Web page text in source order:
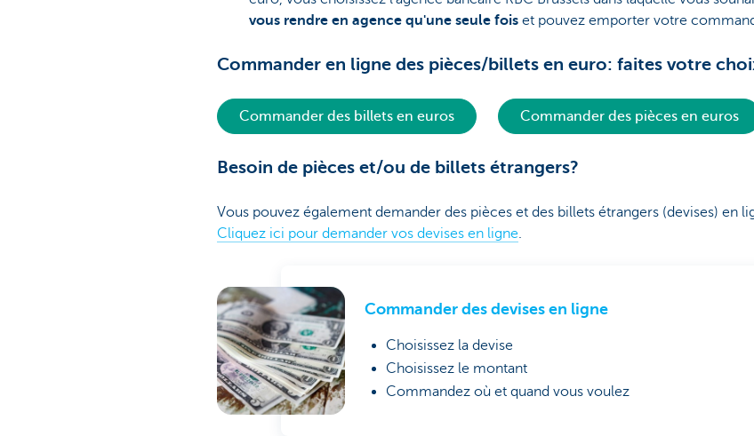
vous rendre en agence qu'une seule fois et pouvez emporter votre
Commander en ligne des pièces/billets en euro: faites votre
Commander des billets en euros Commander des pièces en euros
Besoin de pièces et/ou de billets étrangers?
Vous pouvez également demander des pièces et des billets étrangers (devises) en
Cliquez ici pour demander vos devises en ligne.
Commander des devises en ligne
Choisissez la devise
Choisissez le montant
Commandez où et quand vous voulez